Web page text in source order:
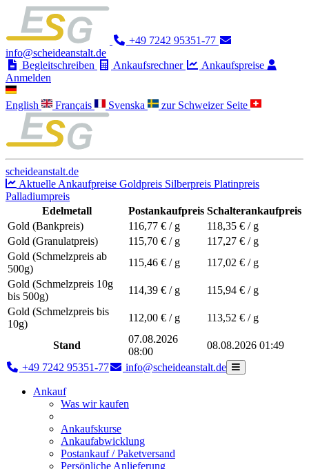
+49 7242 95351-77
info@scheideanstalt.de
Begleitschreiben
Ankaufsrechner
Ankaufspreise
Anmelden
English Français Svenska zur Schweizer Seite
scheideanstalt.de
Aktuelle Ankaufpreise Goldpreis Silberpreis Platinpreis
Palladiumpreis
Edelmetall
Postankaufpreis Schalterankaufpreis
Gold (Bankpreis)
116,77 € / g 118,35 € / g
Gold (Granulatpreis)
115,70 € / g 117,27 € / g
Gold (Schmelzpreis ab
500g)
115,46 € / g 117,02 € / g
Gold (Schmelzpreis 10g
bis 500g)
114,39 € / g 115,94 € / g
Gold (Schmelzpreis bis
10g)
112,00 € / g 113,52 € / g
Stand
07.08.2026
08:00
08.08.2026 01:49
+49 7242 95351-77 info@scheideanstalt.de
Ankauf
Was wir kaufen
Ankaufskurse
Ankaufabwicklung
Postankauf / Paketversand
Persönliche Anlieferung